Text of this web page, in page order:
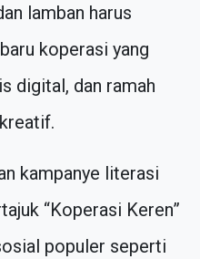
lamban harus
koperasi yang
digital, dan ramah
kampanye literasi
“Koperasi Keren”
populer seperti